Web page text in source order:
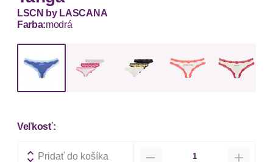
LSCN by LASCANA
Farba:modrá
Veľkosť:
Pridať do košíka